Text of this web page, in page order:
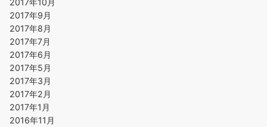
2017年9月
2017年8月
2017年7月
2017年6月
2017年5月
2017年3月
2017年2月
2017年1月
2016年11月